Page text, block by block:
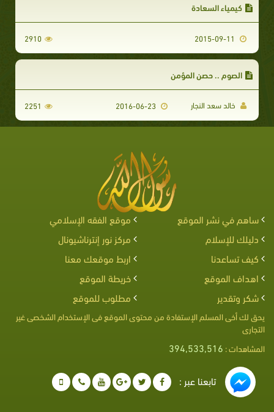
كيمياء السعادة
2910
الصوم .. حصن المؤمن
خالد سعد النجار 2251
ساهم في نشر الموقع
موقع الفقه الإسلامي
دليلك للإسلام
مركز نور إنترناشيونال
كيف تساعدنا
اربط موقعك معنا
اهداف الموقع
خريطة الموقع
شكر وتقدير
مطلوب للموقع
يحق لك أخى المسلم الإستفادة من محتوى الموقع فى الإستخدام الشخصى غير
التجارى
المشاهدات : 394,533,516
تابعنا عبر :